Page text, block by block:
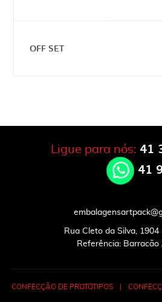
OFF SET
Ligue para nós: 41
41
Rua Cleto da Silva,
Referência: Barracão
CONFECÇÃO DE PROTÓTIPOS